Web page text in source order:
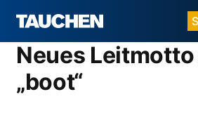
Neues
„boot“